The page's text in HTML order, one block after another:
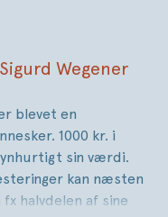
Wegener
blevet en
1000 kr. i
sin værdi.
kan næsten
halvdelen af sine